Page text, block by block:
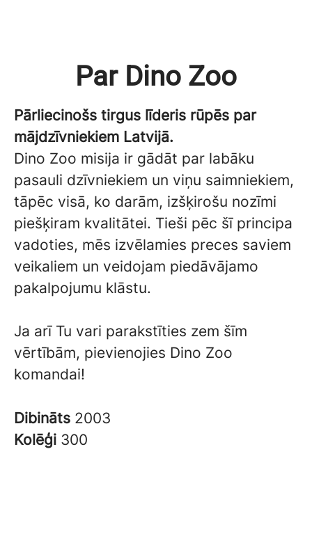
Par Dino Zoo
Pārliecinošs tirgus līderis rūpēs par
mājdzīvniekiem Latvijā.
Dino Zoo misija ir gādāt par labāku
pasauli dzīvniekiem un viņu saimniekiem,
tāpēc visā, ko darām, izšķirošu nozīmi
piešķiram kvalitātei. Tieši pēc šī principa
vadoties, mēs izvēlamies preces saviem
veikaliem un veidojam piedāvājamo
pakalpojumu klāstu.
Ja arī Tu vari parakstīties zem šīm
vērtībām, pievienojies Dino Zoo
komandai!
Dibināts 2003
Kolēģi 300